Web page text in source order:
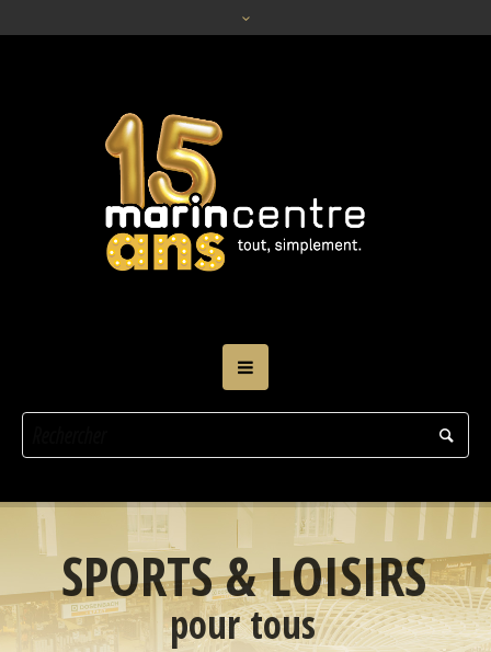
SPORTS & LOISIRS
pour tous